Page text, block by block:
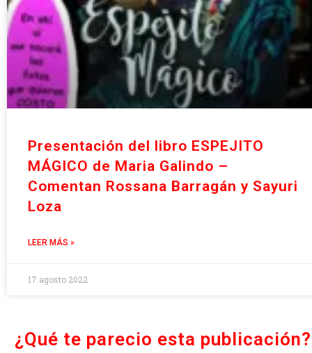
Presentación del libro ESPEJITO
MÁGICO de Maria Galindo –
Comentan Rossana Barragán y Sayuri
Loza
LEER MÁS »
17 agosto 2022
¿Qué te parecio esta publicación?